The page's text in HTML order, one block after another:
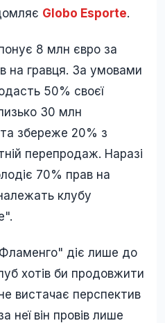
Globo Esporte.
8 млн євро за
на гравця. За умовами
50% своєї
30 млн
та збереже 20% з
перепродаж. Наразі
70% прав на
клубу
діє лише до
хотів би продовжити
вистачає перспектив
неї він провів лише